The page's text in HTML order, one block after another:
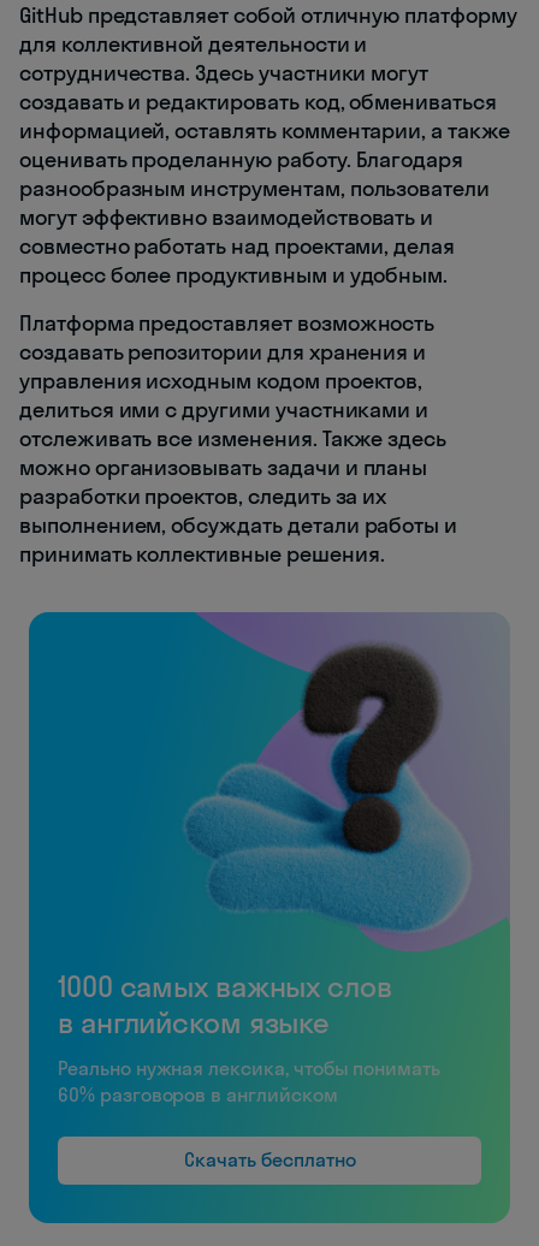
GitHub представляет собой отличную платформу
для коллективной деятельности и
сотрудничества. Здесь участники могут
создавать и редактировать код, обмениваться
информацией, оставлять комментарии, а также
оценивать проделанную работу. Благодаря
разнообразным инструментам, пользователи
могут эффективно взаимодействовать и
совместно работать над проектами, делая
процесс более продуктивным и удобным.
Платформа предоставляет возможность
создавать репозитории для хранения и
управления исходным кодом проектов,
делиться ими с другими участниками и
отслеживать все изменения. Также здесь
можно организовывать задачи и планы
разработки проектов, следить за их
выполнением, обсуждать детали работы и
принимать коллективные решения.
1000 самых важных слов
в английском языке
Реально нужная лексика, чтобы понимать
60% разговоров в английском
Скачать бесплатно